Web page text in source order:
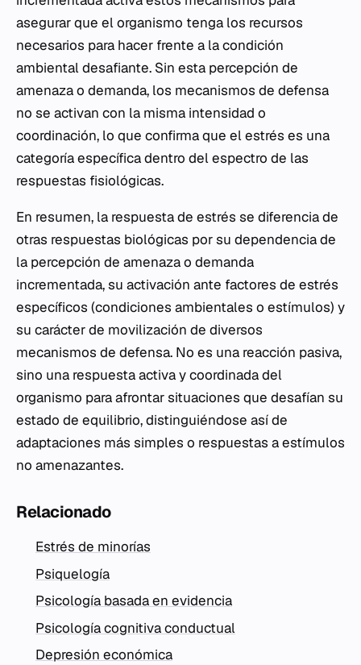
asegurar que el organismo tenga los recursos
necesarios para hacer frente a la condición
ambiental desafiante. Sin esta percepción de
amenaza o demanda, los mecanismos de defensa
no se activan con la misma intensidad o
coordinación, lo que confirma que el estrés es una
categoría específica dentro del espectro de las
respuestas fisiológicas.
En resumen, la respuesta de estrés se diferencia de
otras respuestas biológicas por su dependencia de
la percepción de amenaza o demanda
incrementada, su activación ante factores de estrés
específicos (condiciones ambientales o estímulos) y
su carácter de movilización de diversos
mecanismos de defensa. No es una reacción pasiva,
sino una respuesta activa y coordinada del
organismo para afrontar situaciones que desafían su
estado de equilibrio, distinguiéndose así de
adaptaciones más simples o respuestas a estímulos
no amenazantes.
Relacionado
Estrés de minorías
Psiquelogía
Psicología basada en evidencia
Psicología cognitiva conductual
Depresión económica